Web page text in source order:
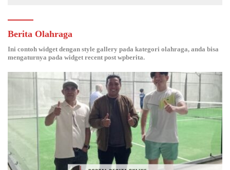
Berita Olahraga
Ini contoh widget dengan style gallery pada kategori olahraga, anda bisa
mengaturnya pada widget recent post wpberita.